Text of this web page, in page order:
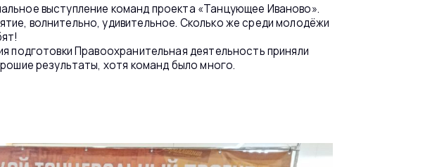
выступление команд проекта «Танцующее Иваново».
волнительно, удивительное. Сколько же среди молодёжи
подготовки Правоохранительная деятельность приняли
результаты, хотя команд было много.